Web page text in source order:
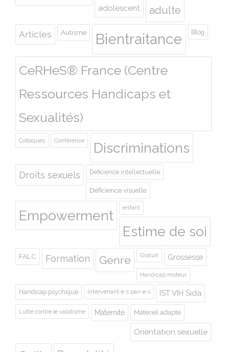
adolescent adulte
Articles Autisme Bientraitance Blog
CeRHeS® France (Centre
Ressources Handicaps et
Sexualités)
Colloques Conférence Discriminations
Droits sexuels Déficience intellectuelle
Déficience visuelle
Empowerment enfant
Estime de soi
FALC Formation Genre Gratuit Grossesse
Handicap moteur
Handicap psychique Intervenant·e·s pair·e·s IST VIH Sida
Lutte contre le validisme Maternité Matériel adapté
Orientation sexuelle